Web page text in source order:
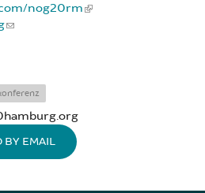
nog20rm
BY EMAIL